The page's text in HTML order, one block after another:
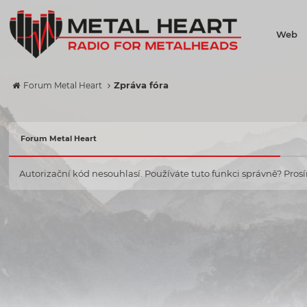
Web
Forum Metal Heart Zpráva fóra
Forum Metal Heart
Autorizační kód nesouhlasí. Používáte tuto funkci správně?